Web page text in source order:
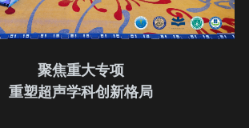
聚焦重大专项
重塑超声学科创新格局